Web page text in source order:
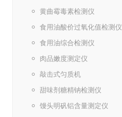
黄曲霉毒素检测仪
食用油酸价过氧化值检测仪
食用油综合检测仪
肉品嫩度测定仪
敲击式匀质机
甜味剂糖精钠检测仪
馒头明矾铝含量测定仪